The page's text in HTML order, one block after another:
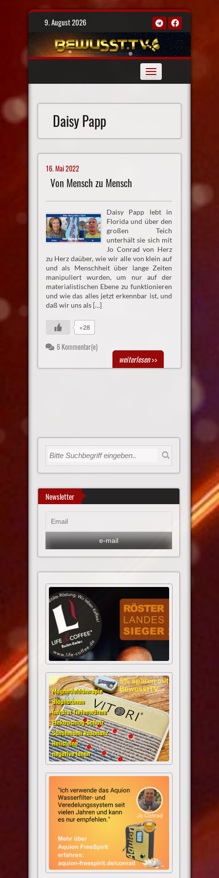
Skip
9. August 2026
Toggle
navigation
Daisy Papp
16. Mai 2022
Von Mensch zu Mensch
Daisy Papp lebt in
Florida und über den
großen Teich
unterhält sie sich mit
Jo Conrad von Herz
zu Herz daüber, wie wir alle von klein auf
und als Menschheit über lange Zeiten
manipuliert wurden, um nur auf der
materialistischen Ebene zu funktionieren
und wie das alles jetzt erkennbar ist, und
daß wir uns als […]
+28
6 Kommentar(e)
weiterlesen>>
Newsletter